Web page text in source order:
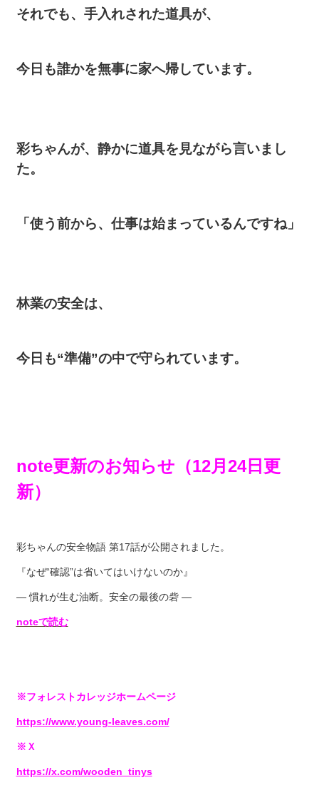
それでも、 手入れされた道具が、
今日も誰かを無事に家へ帰しています。
彩ちゃんが、静かに道具を見ながら言いまし
た。
「使う前から、仕事は始まっているんですね」
林業の安全は、
今日も“準備”の中で守られています。
note更新のお知らせ（12月24日更
新）
彩ちゃんの安全物語 第17話が公開されました。
『なぜ“確認”は省いてはいけないのか』
― 慣れが生む油断。安全の最後の砦 ―
noteで読む
※フォレストカレッジホームページ
https://www.young-leaves.com/
※Ｘ
https://x.com/wooden_tinys